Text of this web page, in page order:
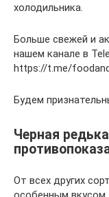
холодильника.
Больше свежей и
нашем канале в
https://t.me/
Будем
Черная
От всех других